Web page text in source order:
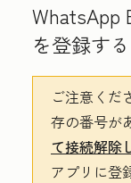
WhatsApp
を登録する
ご注意くだ
存の番号が
て接続解除
アプリに登